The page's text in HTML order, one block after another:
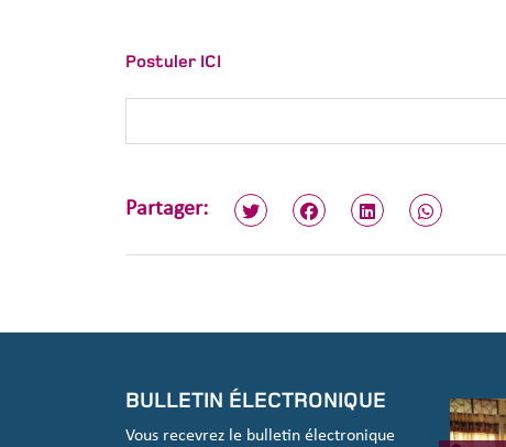
Postuler ICI
Partager:
BULLETIN ÉLECTRONIQUE
Vous recevrez le bulletin électronique